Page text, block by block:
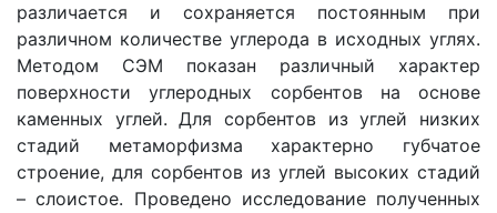
различается и сохраняется постоянным при
различном количестве углерода в исходных углях.
Методом СЭМ показан различный характер
поверхности углеродных сорбентов на основе
каменных углей. Для сорбентов из углей низких
стадий метаморфизма характерно губчатое
строение, для сорбентов из углей высоких стадий
– слоистое. Проведено исследование полученных